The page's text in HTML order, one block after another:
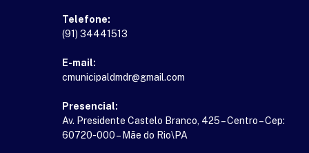
Telefone:
(91) 34441513
E-mail:
cmunicipaldmdr@gmail.com
Presencial:
Av. Presidente Castelo Branco, 425 – Centro – Cep:
60720-000 – Mãe do Rio\PA